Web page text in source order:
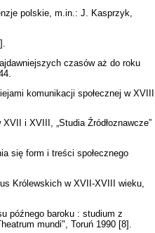
polskie, m.in.: J. Kasprzyk,
czasów aż do roku
komunikacji społecznej w XVIII
i XVIII, „Studia Źródłoznawcze”
się form i treści społecznego
Królewskich w XVII-XVIII wieku,
późnego baroku : studium z
mundi", Toruń 1990 [8].